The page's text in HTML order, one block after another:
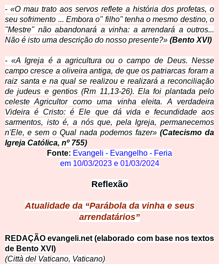
- «O mau trato aos servos reflete a história dos profetas, o
seu sofrimento ... Embora o" filho" tenha o mesmo destino, o
"Mestre" não abandonará a vinha: a arrendará a outros...
Não é isto uma descrição do nosso presente?» (Bento XVI)
- «A Igreja é a agricultura ou o campo de Deus. Nesse
campo cresce a oliveira antiga, de que os patriarcas foram a
raiz santa e na qual se realizou e realizará a reconciliação
de judeus e gentios (Rm 11,13-26). Ela foi plantada pelo
celeste Agricultor como uma vinha eleita. A verdadeira
Videira é Cristo: é Ele que dá vida e fecundidade aos
sarmentos, isto é, a nós que, pela Igreja, permanecemos
n'Ele, e sem o Qual nada podemos fazer» (Catecismo da
Igreja Católica, nº 755)
Fonte: Evangeli - Evangelho - Feria
em 10/03/2023 e 01/03/2024
Reflexão
Atualidade da “Parábolada vinha e seus
arrendatários”
REDAÇÃO evangeli.net (elaborado com base nos textos
de Bento XVI)
(Città del Vaticano, Vaticano)